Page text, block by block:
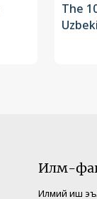
The
Илм-
Илмий иш